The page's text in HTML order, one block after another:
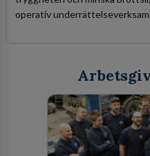
operativ